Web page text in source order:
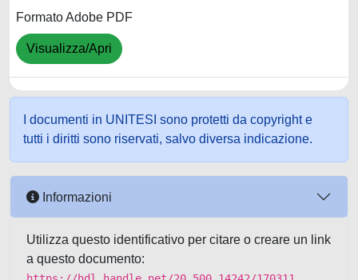
Formato Adobe PDF
Visualizza/Apri
I documenti in UNITESI sono protetti da copyright e
tutti i diritti sono riservati, salvo diversa indicazione.
Informazioni
Utilizza questo identificativo per citare o creare un link
a questo documento: